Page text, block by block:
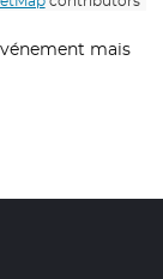
mais